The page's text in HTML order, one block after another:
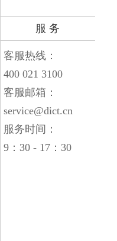
服 务
客服热线：
400 021 3100
客服邮箱：
service@dict.cn
服务时间：
9：30 - 17：30